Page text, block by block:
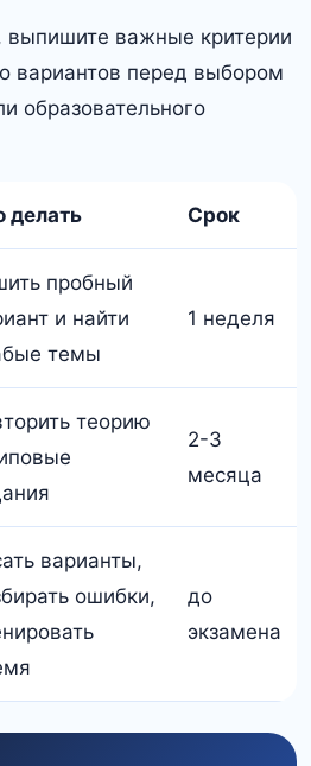
выпишите важные критерии
вариантов перед выбором
образовательного
делать Срок
пробный
и найти
темы
1 неделя
теорию
2-3
месяца
варианты,
ошибки,
до
экзамена